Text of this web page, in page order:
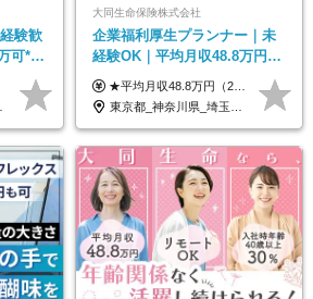
験歓
可*賞
大同生命保険株式会社
企業福利厚生プランナー｜未
経験OK｜平均月収48.8万円｜
リモートOK｜残業ほぼなし｜
転勤なし｜女性活躍中
★平均月収48.8万円（2025年度実績） ★安心の固定給＋賞与年2回＋インセンティブ！手当も充実 月給21万円～23万円＋諸手当＋インセンティブ＋賞与年2回 ※給与は年間平均の税込定例給与です。賞与は含みません。 ※約3週間の研修期間中は日当8000円を支給いたします。 ※試用期間6ヵ月あり（期間中の条件変更なし） ◆東京・神奈川・千葉・埼玉・愛知（一部）・京都・大阪・兵庫（一部）：月給23万円以上 ◆静岡（一部）・三重・岐阜：月給22万円以上 ◆上記以外の地域：月給21万円以上
東京都_神奈川県_埼玉県_千葉県_大阪府_愛知県_北海道_青森県_岩手県_宮城県_秋田県_山形県_福島県_茨城県_栃木県_群馬県_新潟県_山梨県_長野県_富山県_石川県_福井県_静岡県_岐阜県_三重県_兵庫県_京都府_滋賀県_奈良県_和歌山県_広島県_岡山県_鳥取県_島根県_山口県_徳島県_香川県_愛媛県_高知県_福岡県_熊本県_佐賀県_長崎県_大分県_宮崎県_鹿児島県_沖縄県